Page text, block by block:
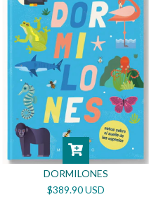
DORMILONES
$389.90 USD